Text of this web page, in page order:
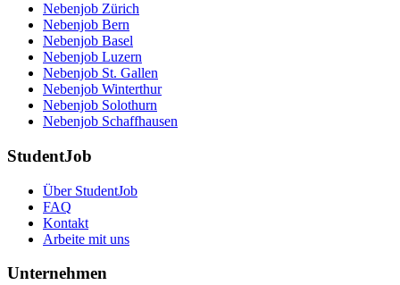
Nebenjob Zürich
Nebenjob Bern
Nebenjob Basel
Nebenjob Luzern
Nebenjob St. Gallen
Nebenjob Winterthur
Nebenjob Solothurn
Nebenjob Schaffhausen
StudentJob
Über StudentJob
FAQ
Kontakt
Arbeite mit uns
Unternehmen